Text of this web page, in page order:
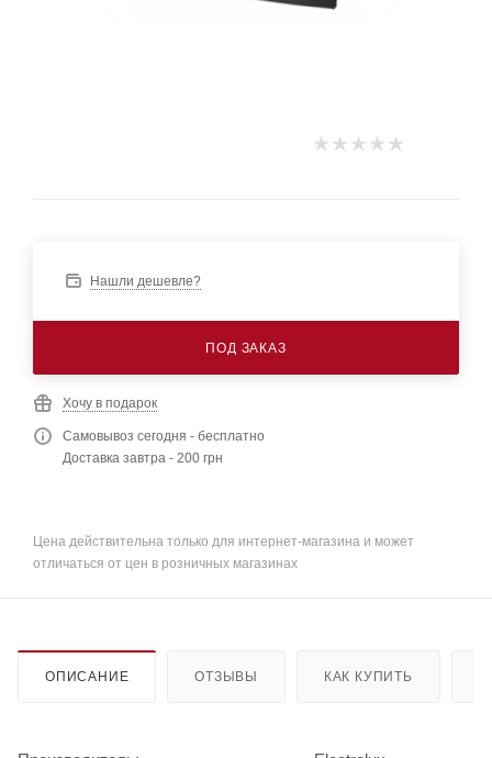
Нашли дешевле?
ПОД ЗАКАЗ
Хочу в подарок
Самовывоз сегодня - бесплатно
Доставка завтра - 200 грн
Цена действительна только для интернет-магазина и может
отличаться от цен в розничных магазинах
ОПИСАНИЕ ОТЗЫВЫ КАК КУПИТЬ